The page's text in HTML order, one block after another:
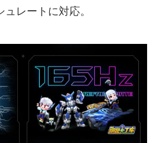
レートに対応。